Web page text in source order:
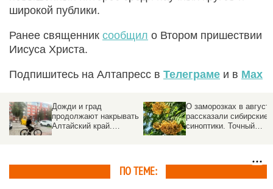
широкой публики.
Ранее священник сообщил о Втором пришествии
Иисуса Христа.
Подпишитесь на Алтапресс в Телеграме и в Max
Дожди и град
продолжают накрывать
Алтайский край.
О заморозках в августе
рассказали сибирские
синоптики. Точный
ПО ТЕМЕ: